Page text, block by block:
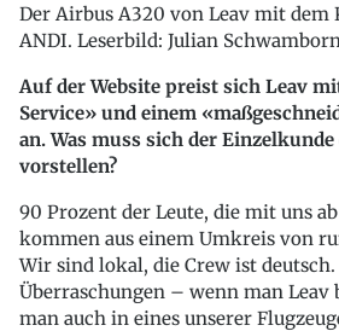
Der Airbus A320 von Leav mit dem
ANDI. Leserbild: Julian Schwamborn
Auf der Website preist sich Leav
Service» und einem
an. Was muss sich der
vorstellen?
90 Prozent der Leute, die mit uns
kommen aus einem Umkreis von
Wir sind lokal, die Crew ist
Überraschungen – wenn man Leav
man auch in eines unserer